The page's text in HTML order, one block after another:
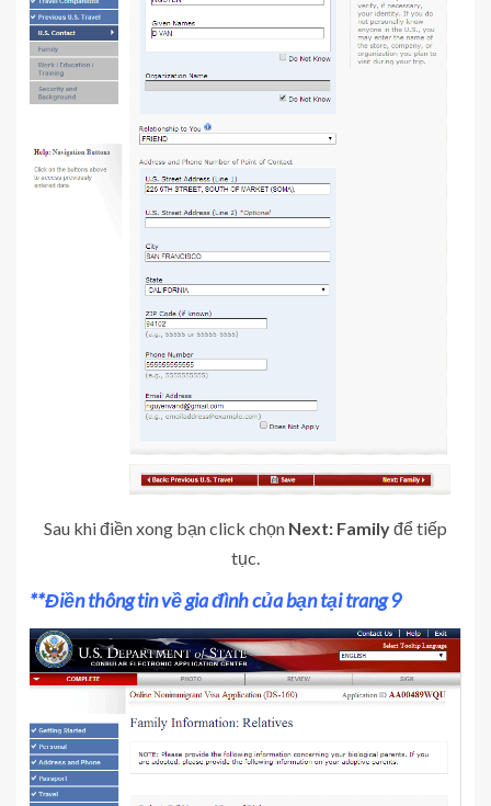
Sau khi điền xong bạn click chọn Next: Familyđể tiếp
tục.
**Điền thông tin về gia đình của bạn tại trang 9